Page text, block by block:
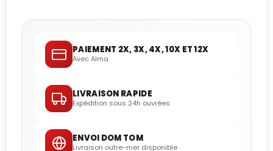
PAIEMENT 2X, 3X, 4X, 10X ET 12X
Avec Alma
LIVRAISON RAPIDE
Expédition sous 24h ouvrées
ENVOI DOM TOM
Livraison outre-mer disponible